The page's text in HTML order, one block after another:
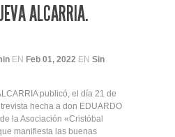
ALCARRIA.
EN Feb 01, 2022 EN Sin
publicó, el día 21 de
hecha a don EDUARDO
la Asociación «Cristóbal
manifiesta las buenas